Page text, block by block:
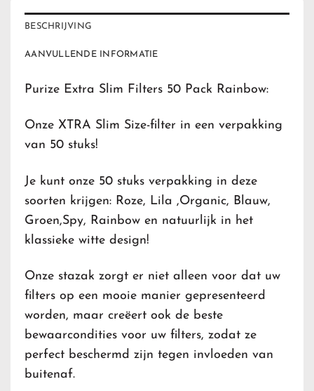
BESCHRIJVING
AANVULLENDE INFORMATIE
Purize Extra Slim Filters 50 Pack Rainbow:
Onze XTRA Slim Size-filter in een verpakking
van 50 stuks!
Je kunt onze 50 stuks verpakking in deze
soorten krijgen: Roze, Lila ,Organic, Blauw,
Groen,Spy, Rainbow en natuurlijk in het
klassieke witte design!
Onze stazak zorgt er niet alleen voor dat uw
filters op een mooie manier gepresenteerd
worden, maar creëert ook de beste
bewaarcondities voor uw filters, zodat ze
perfect beschermd zijn tegen invloeden van
buitenaf.